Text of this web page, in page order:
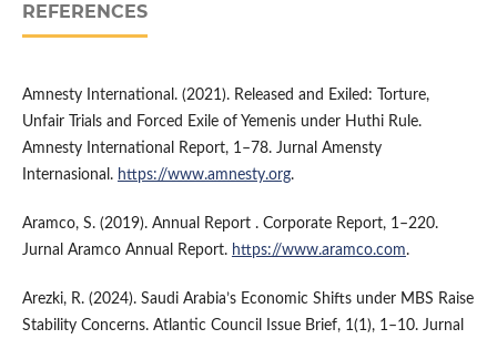
REFERENCES
Amnesty International. (2021). Released and Exiled: Torture,
Unfair Trials and Forced Exile of Yemenis under Huthi Rule.
Amnesty International Report, 1–78. Jurnal Amensty
Internasional. https://www.amnesty.org.
Aramco, S. (2019). Annual Report . Corporate Report, 1–220.
Jurnal Aramco Annual Report. https://www.aramco.com.
Arezki, R. (2024). Saudi Arabia’s Economic Shifts under MBS Raise
Stability Concerns. Atlantic Council Issue Brief, 1(1), 1–10. Jurnal